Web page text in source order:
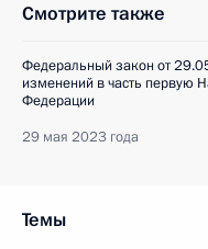
Смотрите также
Федеральный закон от
изменений в часть первую
Федерации
29 мая 2023 года
Темы